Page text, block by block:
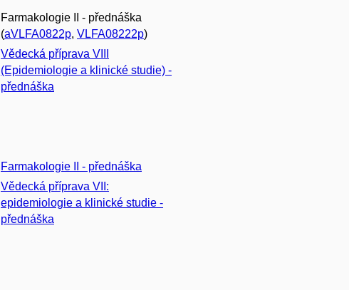
Farmakologie II - přednáška
(aVLFA0822p, VLFA08222p)
Vědecká příprava VIII
(Epidemiologie a klinické studie) -
přednáška
Farmakologie II - přednáška
Vědecká příprava VII:
epidemiologie a klinické studie -
přednáška